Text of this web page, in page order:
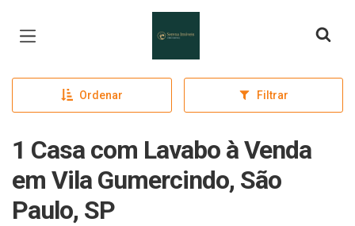
Ordenar Filtrar
1 Casa com Lavabo à Venda
em Vila Gumercindo, São
Paulo, SP